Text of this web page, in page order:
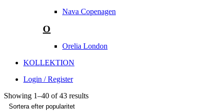
Nava Copenagen
O
Orelia London
KOLLEKTION
Login / Register
Showing 1–40 of 43 results